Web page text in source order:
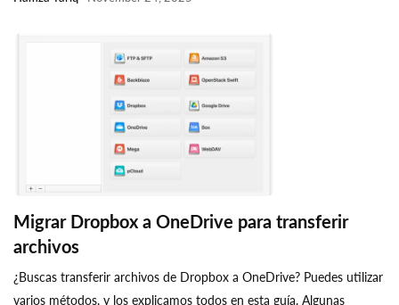
Migrar Dropbox a OneDrive para transferir
archivos
¿Buscas transferir archivos de Dropbox a OneDrive? Puedes utilizar
varios métodos, y los explicamos todos en esta guía. Algunas